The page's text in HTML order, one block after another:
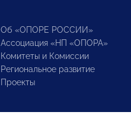
Об «ОПОРЕ РОССИИ»
Ассоциация «НП «ОПОРА»
Комитеты и Комиссии
Региональное развитие
Проекты